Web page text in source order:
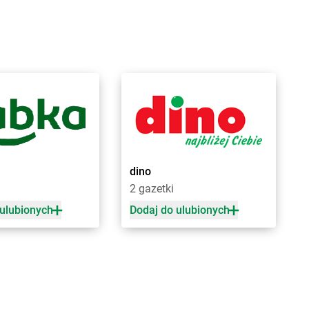
Dolny
Bystrzyca Górna
Biedronka
Bystrzyca Kłodzka
Biedronka Bytom
Bytom Odrzański
Biedronka
Biedronka Czempiń
dino
2 gazetki
Dodaj do ulubionych